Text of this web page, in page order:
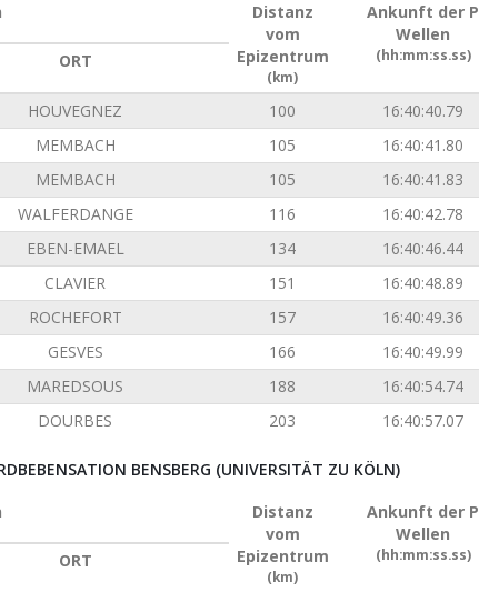
Distanz
vom
Epizentrum
(km)
Ankunft der P
Wellen
(hh:mm:ss.ss)
ORT
HOUVEGNEZ 100 16:40:40.79
MEMBACH 105 16:40:41.80
MEMBACH 105 16:40:41.83
WALFERDANGE 116 16:40:42.78
EBEN-EMAEL 134 16:40:46.44
CLAVIER 151 16:40:48.89
ROCHEFORT 157 16:40:49.36
GESVES 166 16:40:49.99
MAREDSOUS 188 16:40:54.74
DOURBES 203 16:40:57.07
BENSBERG (UNIVERSITÄT ZU KÖLN)
Distanz
vom
Epizentrum
(km)
Ankunft der P
Wellen
(hh:mm:ss.ss)
ORT